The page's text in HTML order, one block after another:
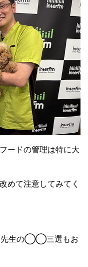
ードの管理は特に大
めて注意してみてく
先生の◯◯三選もお